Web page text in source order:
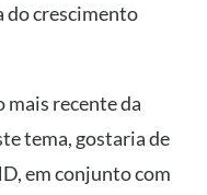
do crescimento
mais recente da
tema, gostaria de
em conjunto com